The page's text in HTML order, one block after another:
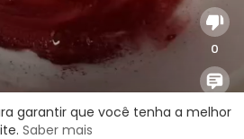
garantir que você tenha a melhor
Saber mais
0
0